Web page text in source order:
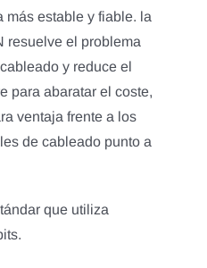
más estable y fiable. la
resuelve el problema
y reduce el
para abaratar el coste,
ventaja frente a los
de cableado punto a
que utiliza